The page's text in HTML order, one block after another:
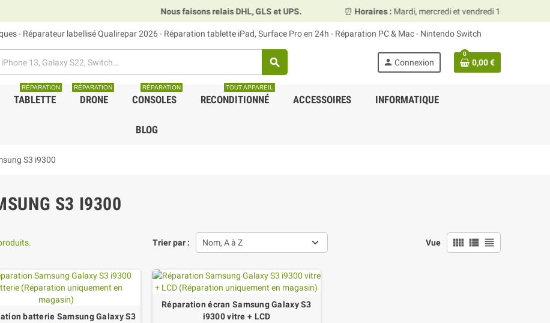
Nous faisons relais DHL, GLS et UPS. ⏰Horaires : Mardi, mercredi et vendredi 10h00–13h30 &
- Réparateur labellisé Qualirepar 2026 - Réparation tablette iPad, Surface Pro en 24h - Réparation PC & Mac - Nintendo Switch
search person Connexion
0
0,00 €
TABLETTE
RÉPARATION
DRONE
RÉPARATION
CONSOLES
RÉPARATION
RECONDITIONNÉ
TOUT APPAREIL
ACCESSOIRES INFORMATIQUE
BLOG
S3 i9300
S3 I9300
Trier par : Nom, A à Z Vue view_comfy view_list view_headline
batterie Samsung Galaxy S3
Réparation écran Samsung Galaxy S3
i9300 vitre + LCD